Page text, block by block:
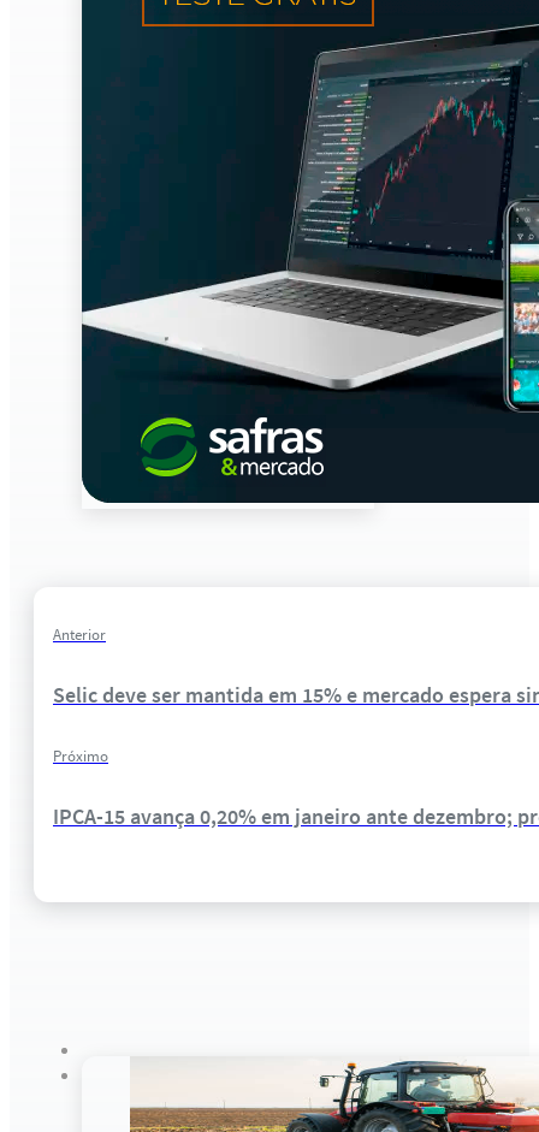
Anterior
Selic deve ser mantida em 15% e mercado espera
Próximo
IPCA-15 avança 0,20% em janeiro ante dezembro;